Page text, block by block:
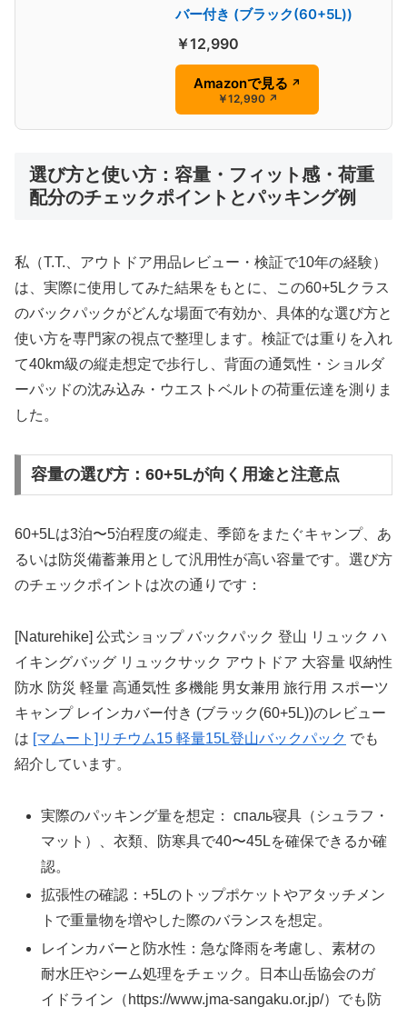
バー付き (ブラック(60+5L))
￥12,990
Amazonで見る ↗
￥12,990 ↗
選び方と使い方：容量・フィット感・荷重
配分のチェックポイントとパッキング例
私（T.T.、アウトドア用品レビュー・検証で10年の経験）
は、実際に使用してみた結果をもとに、この60+5Lクラス
のバックパックがどんな場面で有効か、具体的な選び方と
使い方を専門家の視点で整理します。検証では重りを入れ
て40km級の縦走想定で歩行し、背面の通気性・ショルダ
ーパッドの沈み込み・ウエストベルトの荷重伝達を測りま
した。
容量の選び方：60+5Lが向く用途と注意点
60+5Lは3泊〜5泊程度の縦走、季節をまたぐキャンプ、あ
るいは防災備蓄兼用として汎用性が高い容量です。選び方
のチェックポイントは次の通りです：
[Naturehike] 公式ショップ バックパック 登山 リュック ハ
イキングバッグ リュックサック アウトドア 大容量 収納性
防水 防災 軽量 高通気性 多機能 男女兼用 旅行用 スポーツ
キャンプ レインカバー付き (ブラック(60+5L))のレビュー
は [マムート]リチウム15 軽量15L登山バックパック でも
紹介しています。
実際のパッキング量を想定： спаль寝具（シュラフ・
マット）、衣類、防寒具で40〜45Lを確保できるか確
認。
拡張性の確認：+5Lのトップポケットやアタッチメン
トで重量物を増やした際のバランスを想定。
レインカバーと防水性：急な降雨を考慮し、素材の
耐水圧やシーム処理をチェック。日本山岳協会のガ
イドライン（https://www.jma-sangaku.or.jp/）でも防